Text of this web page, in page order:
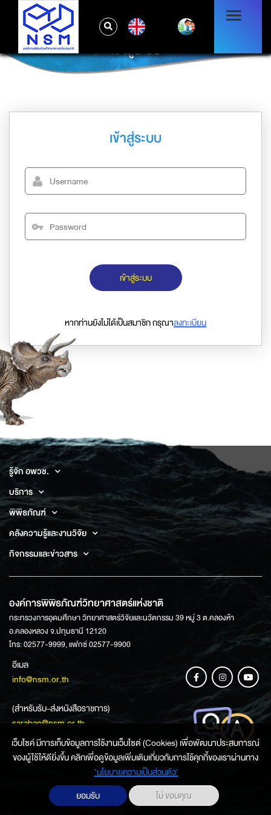
เข้าสู่ระบบ
เข้าสู่ระบบ
เข้าสู่ระบบ
หากท่านยังไม่ได้เป็นสมาชิก กรุณาลงทะเบียน
รู้จัก อพวช.
บริการ
พิพิธภัณฑ์
คลังความรู้และงานวิจัย
กิจกรรมและข่าวสาร
องค์การพิพิธภัณฑ์วิทยาศาสตร์แห่งชาติ
กระทรวงการอุดมศึกษา วิทยาศาสตร์วิจัยและนวัตกรรม 39 หมู่ 3 ต.คลองห้า
อ.คลองหลวง จ.ปทุมธานี 12120
โทร: 02577-9999, แฟกซ์ 02577-9900
อีเมล
info@nsm.or.th
(สำหรับรับ-ส่งหนังสือราชการ)
saraban@nsm.or.th
ช่องทางการสอบถามข้อมูล
เว็บไซค์ มีการเก็บข้อมูลการใช้งานเว็บไซต์ (Cookies) เพื่อพัฒนาประสบการณ์
ของผู้ใช้ให้ดียิ่งขึ้น คลิกเพื่อดูข้อมูลเพิ่มเติมเกี่ยวกับการใช้คุกกี้ของเราผ่านทาง
‘นโยบายความเป็นส่วนตัว'
ยอมรับ
ไม่ ขอบคุณ